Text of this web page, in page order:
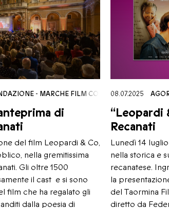
- MARCHE FILM COMMISSION
di
del film Leopardi & Co,
nella gremitissima
Gli oltre 1500
il cast e si sono
film che ha regalato gli
dalla poesia di
08.07.2025
“Leopardi
Recanati
Lunedì 14
nella storica e
recanatese.
la
del Taormina
diretto da